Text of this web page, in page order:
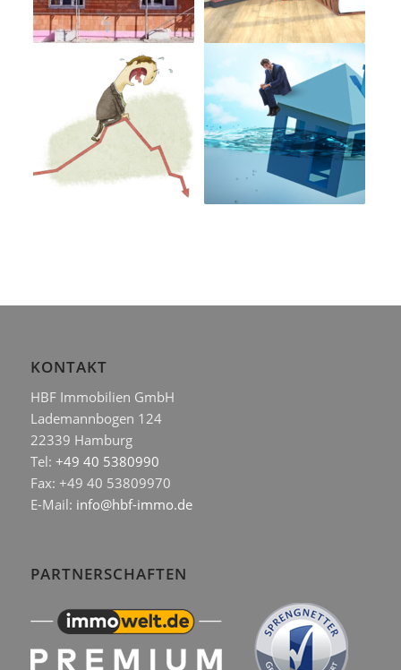
KONTAKT
HBF Immobilien GmbH
Lademannbogen 124
22339 Hamburg
Tel: +49 40 5380990
Fax: +49 40 53809970
E-Mail: info@hbf-immo.de
PARTNERSCHAFTEN